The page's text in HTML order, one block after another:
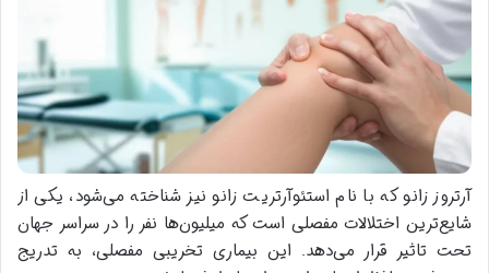
آرتروز زانو که با نام استئوآرتریت زانو نیز شناخته می‌شود، یکی از
شایع‌ترین اختلالات مفصلی است که میلیون‌ها نفر را در سراسر جهان
تحت تاثیر قرار می‌دهد. این بیماری تخریبی مفصلی، به تدریج